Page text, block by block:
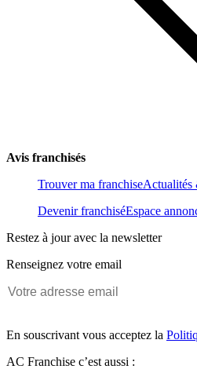
Avis franchisés
Trouver ma franchiseActualités
Devenir franchiséEspace
Restez à jour avec la newsletter
Renseignez votre email
En souscrivant vous acceptez la
AC Franchise c’est aussi :